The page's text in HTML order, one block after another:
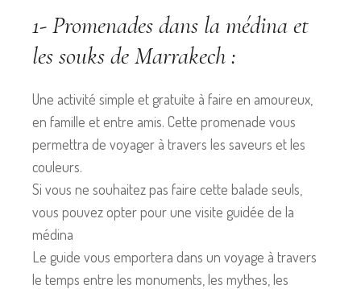
1- Promenades dans la médina et
les souks de Marrakech :
Une activité simple et gratuite à faire en amoureux,
en famille et entre amis. Cette promenade vous
permettra de voyager à travers les saveurs et les
couleurs.
Si vous ne souhaitez pas faire cette balade seuls,
vous pouvez opter pour une visite guidée de la
médina
Le guide vous emportera dans un voyage à travers
le temps entre les monuments, les mythes, les